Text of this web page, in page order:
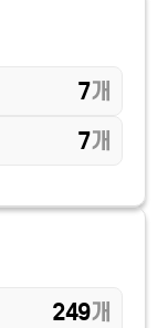
7개
7개
249개